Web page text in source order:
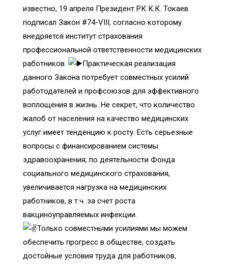
известно, 19 апреля Президент РК К.К. Токаев
подписал Закон #74-VIII, согласно которому
внедряется институт страхования
профессиональной ответственности медицинских
работников.
Практическая реализация
данного Закона потребует совместных усилий
работодателей и профсоюзов для эффективного
воплощения в жизнь. Не секрет, что количество
жалоб от населения на качество медицинских
услуг имеет тенденцию к росту. Есть серьезные
вопросы с финансированием системы
здравоохранения, по деятельности Фонда
социального медицинского страхования,
увеличивается нагрузка на медицинских
работников, в т.ч. за счет роста
вакциноуправляемых инфекции.
Только совместными усилиями мы можем
обеспечить прогресс в обществе, создать
достойные условия труда для работников,